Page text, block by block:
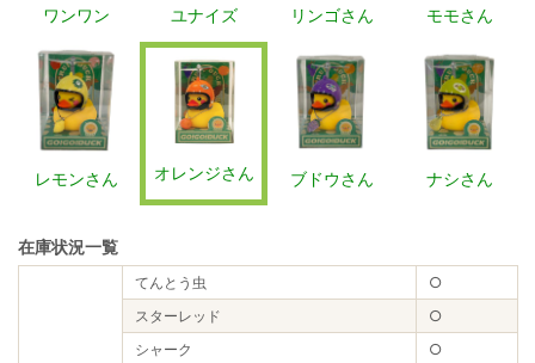
ワンワン ユナイズ リンゴさん モモさん
レモンさん オレンジさん ブドウさん ナシさん
在庫状況一覧
てんとう虫
○
スターレッド
○
シャーク
○